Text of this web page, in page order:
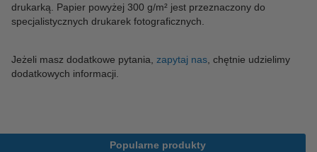
drukarką. Papier powyżej 300 g/m² jest przeznaczony do
specjalistycznych drukarek fotograficznych.
Jeżeli masz dodatkowe pytania, zapytaj nas, chętnie udzielimy
dodatkowych informacji.
Popularne produkty